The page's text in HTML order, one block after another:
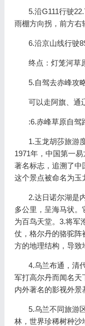
5.沿G111行驶
雨棚方向拐，前方右
6.沿京山线行驶
终点：灯笼河草
5.自驾去赤峰攻
可以走阿旗、通辽
:6.赤峰草原自驾
1.玉龙胡莎旅游度
1971年，中国第一
著名标志，追溯了中
这个景点被命名为玉
2.达日诺尔湖是内
多公里，呈海马状
为百鸟天堂。3.将军
仗，格尔丹的骆驼阵
方的地理结构，导致
4.乌兰布通，清代
军打高尔丹而闻名天
内外著名的影视外景
5.乌兰不同旅游区
林，世界珍稀树种沙